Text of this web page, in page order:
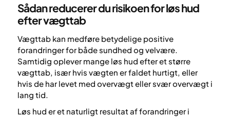
Sådan reducerer du risikoen for løs hud
efter vægttab
Vægttab kan medføre betydelige positive
forandringer for både sundhed og velvære.
Samtidig oplever mange løs hud efter et større
vægttab, især hvis vægten er faldet hurtigt, eller
hvis de har levet med overvægt eller svær overvægt i
lang tid.
Løs hud er et naturligt resultat af forandringer i